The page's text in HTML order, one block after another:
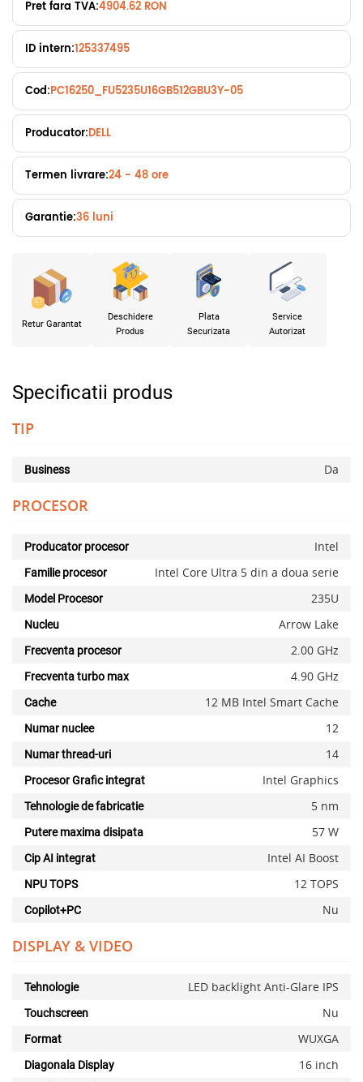
Pret fara TVA:4904.62 RON
ID intern:125337495
Cod:PC16250_FU5235U16GB512GBU3Y-05
Producator:DELL
Termen livrare:24 - 48 ore
Garantie:36 luni
Retur Garantat
Deschidere
Produs
Plata
Securizata
Service
Autorizat
Specificatii produs
TIP
Business Da
PROCESOR
Producator procesor Intel
Familie procesor Intel Core Ultra 5 din a doua serie
Model Procesor 235U
Nucleu Arrow Lake
Frecventa procesor 2.00 GHz
Frecventa turbo max 4.90 GHz
Cache 12 MB Intel Smart Cache
Numar nuclee 12
Numar thread-uri 14
Procesor Grafic integrat Intel Graphics
Tehnologie de fabricatie 5 nm
Putere maxima disipata 57 W
Cip AI integrat Intel AI Boost
NPU TOPS 12 TOPS
Copilot+PC Nu
DISPLAY & VIDEO
Tehnologie LED backlight Anti-Glare IPS
Touchscreen Nu
Format WUXGA
Diagonala Display 16 inch